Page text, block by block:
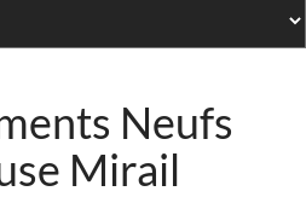
Neufs
Mirail